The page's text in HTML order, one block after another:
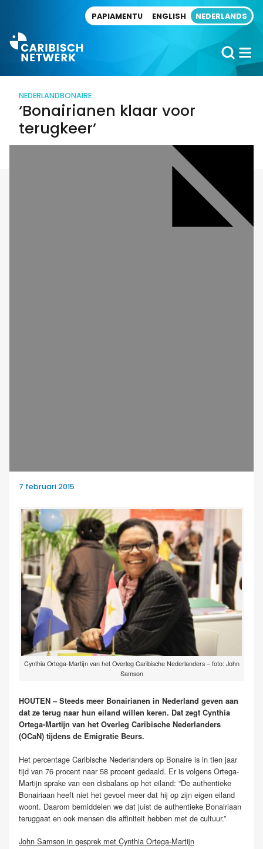
PAPIAMENTU ENGLISH NEDERLANDS
NEDERLANDBONAIRE
‘Bonairianen klaar voor
terugkeer’
7 februari 2015
Cynthia Ortega-Martijn van het Overleg Caribische Nederlanders – foto: John
Samson
HOUTEN – Steeds meer Bonairianen in Nederland geven aan
dat ze terug naar hun eiland willen keren. Dat zegt Cynthia
Ortega-Martijn van het Overleg Caribische Nederlanders
(OCaN) tijdens de Emigratie Beurs.
Het percentage Caribische Nederlanders op Bonaire is in tien jaar
tijd van 76 procent naar 58 procent gedaald. Er is volgens Ortega-
Martijn sprake van een disbalans op het eiland: “De authentieke
Bonairiaan heeft niet het gevoel meer dat hij op zijn eigen eiland
woont. Daarom bemiddelen we dat juist de authentieke Bonairiaan
teruggaat en ook mensen die affiniteit hebben met de cultuur.”
John Samson in gesprek met Cynthia Ortega-Martijn